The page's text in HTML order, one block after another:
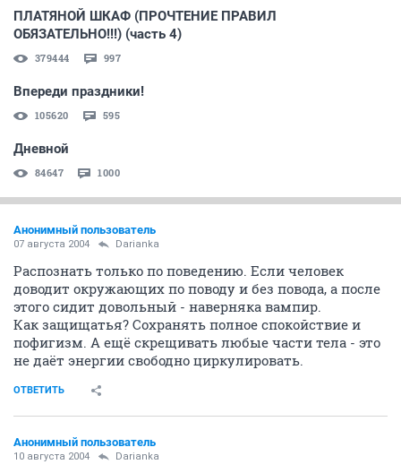
ПЛАТЯНОЙ ШКАФ (ПРОЧТЕНИЕ ПРАВИЛ
ОБЯЗАТЕЛЬНО!!!) (часть 4)
379444 997
Впереди праздники!
105620 595
Дневной
84647 1000
Анонимный пользователь
07 августа 2004 Darianka
Распознать только по поведению. Если человек
доводит окружающих по поводу и без повода, а после
этого сидит довольный - наверняка вампир.
Как защищатья? Сохранять полное спокойствие и
пофигизм. А ещё скрещивать любые части тела - это
не даёт энергии свободно циркулировать.
ОТВЕТИТЬ
Анонимный пользователь
10 августа 2004 Darianka